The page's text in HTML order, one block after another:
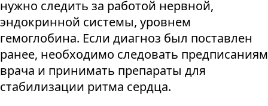
нужно следить за работой нервной,
эндокринной системы, уровнем
гемоглобина. Если диагноз был поставлен
ранее, необходимо следовать предписаниям
врача и принимать препараты для
стабилизации ритма сердца.